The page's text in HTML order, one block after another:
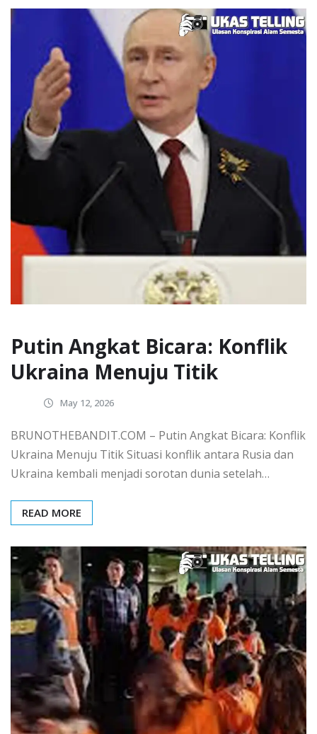
Putin Angkat Bicara: Konflik
Ukraina Menuju Titik
May 12, 2026
BRUNOTHEBANDIT.COM – Putin Angkat Bicara: Konflik
Ukraina Menuju Titik Situasi konflik antara Rusia dan
Ukraina kembali menjadi sorotan dunia setelah…
READ MORE